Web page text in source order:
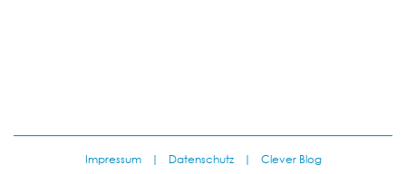
Impressum | Datenschutz | Clever Blog